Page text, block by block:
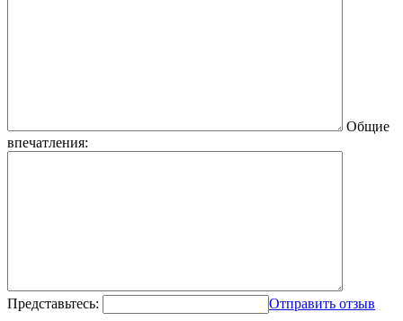
Общие
впечатления:
Представьтесь: Отправить отзыв